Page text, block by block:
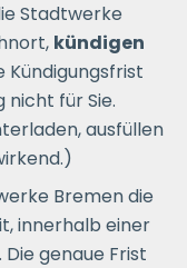
Stadtwerke
kündigen
Kündigungsfrist
nicht für Sie.
ausfüllen
Bremen die
innerhalb einer
genaue Frist